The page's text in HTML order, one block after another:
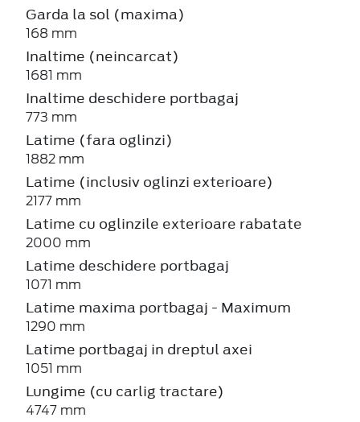
Garda la sol (maxima)
168 mm
Inaltime (neincarcat)
1681 mm
Inaltime deschidere portbagaj
773 mm
Latime (fara oglinzi)
1882 mm
Latime (inclusiv oglinzi exterioare)
2177 mm
Latime cu oglinzile exterioare rabatate
2000 mm
Latime deschidere portbagaj
1071 mm
Latime maxima portbagaj - Maximum
1290 mm
Latime portbagaj in dreptul axei
1051 mm
Lungime (cu carlig tractare)
4747 mm